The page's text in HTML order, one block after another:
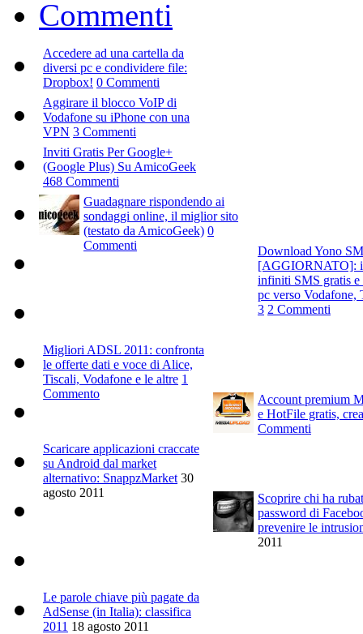
Commenti
Accedere ad una cartella da
diversi pc e condividere file:
Dropbox! 0 Commenti
Aggirare il blocco VoIP di
Vodafone su iPhone con una
VPN 3 Commenti
Inviti Gratis Per Google+
(Google Plus) Su AmicoGeek
468 Commenti
Guadagnare rispondendo ai
sondaggi online, il miglior sito
(testato da AmicoGeek) 0
Commenti
Download Yono
[AGGIORNATO]:
infiniti SMS gratis e
pc verso Vodafone,
3 2 Commenti
Migliori ADSL 2011: confronta
le offerte dati e voce di Alice,
Tiscali, Vodafone e le altre 1
Commento
Account premium
e HotFile gratis,
Commenti
Scaricare applicazioni craccate
su Android dal market
alternativo: SnappzMarket 30
agosto 2011
Scoprire chi ha
password di
prevenire le
2011
Le parole chiave più pagate da
AdSense (in Italia): classifica
2011 18 agosto 2011